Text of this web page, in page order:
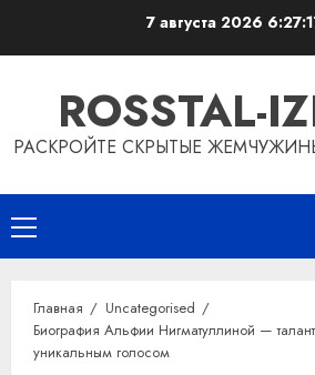
7 августа 2026
ROSSTAL-
РАСКРОЙТЕ СКРЫТЫЕ
Основное
меню
Главная
Uncategorised
Биография Альфии Нигматуллиной —
уникальным голосом